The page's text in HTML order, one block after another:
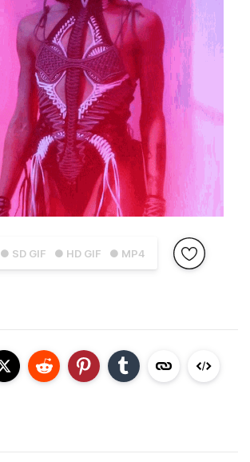
● SD GIF ● HD GIF ● MP4